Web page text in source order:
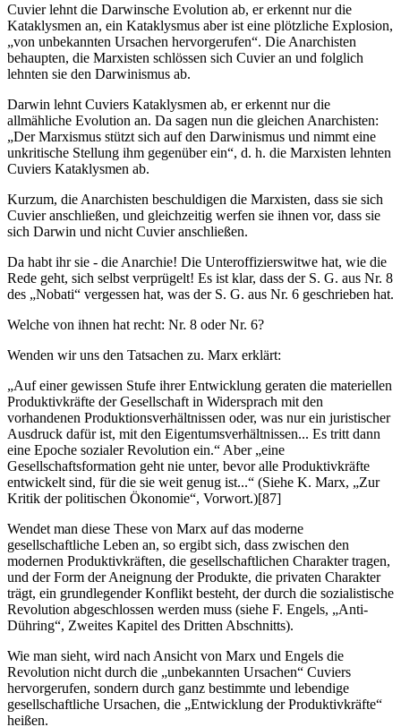
Cuvier lehnt die Darwinsche Evolution ab, er erkennt nur die
Kataklysmen an, ein Kataklysmus aber ist eine plötzliche Explosion,
„von unbekannten Ursachen hervorgerufen“. Die Anarchisten
behaupten, die Marxisten schlössen sich Cuvier an und folglich
lehnten sie den Darwinismus ab.
Darwin lehnt Cuviers Kataklysmen ab, er erkennt nur die
allmähliche Evolution an. Da sagen nun die gleichen Anarchisten:
„Der Marxismus stützt sich auf den Darwinismus und nimmt eine
unkritische Stellung ihm gegenüber ein“, d. h. die Marxisten lehnten
Cuviers Kataklysmen ab.
Kurzum, die Anarchisten beschuldigen die Marxisten, dass sie sich
Cuvier anschließen, und gleichzeitig werfen sie ihnen vor, dass sie
sich Darwin und nicht Cuvier anschließen.
Da habt ihr sie - die Anarchie! Die Unteroffizierswitwe hat, wie die
Rede geht, sich selbst verprügelt! Es ist klar, dass der S. G. aus Nr. 8
des „Nobati“ vergessen hat, was der S. G. aus Nr. 6 geschrieben hat.
Welche von ihnen hat recht: Nr. 8 oder Nr. 6?
Wenden wir uns den Tatsachen zu. Marx erklärt:
„Auf einer gewissen Stufe ihrer Entwicklung geraten die materiellen
Produktivkräfte der Gesellschaft in Widersprach mit den
vorhandenen Produktionsverhältnissen oder, was nur ein juristischer
Ausdruck dafür ist, mit den Eigentumsverhältnissen... Es tritt dann
eine Epoche sozialer Revolution ein.“ Aber „eine
Gesellschaftsformation geht nie unter, bevor alle Produktivkräfte
entwickelt sind, für die sie weit genug ist...“ (Siehe K. Marx, „Zur
Kritik der politischen Ökonomie“, Vorwort.)[87]
Wendet man diese These von Marx auf das moderne
gesellschaftliche Leben an, so ergibt sich, dass zwischen den
modernen Produktivkräften, die gesellschaftlichen Charakter tragen,
und der Form der Aneignung der Produkte, die privaten Charakter
trägt, ein grundlegender Konflikt besteht, der durch die sozialistische
Revolution abgeschlossen werden muss (siehe F. Engels, „Anti-
Dühring“, Zweites Kapitel des Dritten Abschnitts).
Wie man sieht, wird nach Ansicht von Marx und Engels die
Revolution nicht durch die „unbekannten Ursachen“ Cuviers
hervorgerufen, sondern durch ganz bestimmte und lebendige
gesellschaftliche Ursachen, die „Entwicklung der Produktivkräfte“
heißen.